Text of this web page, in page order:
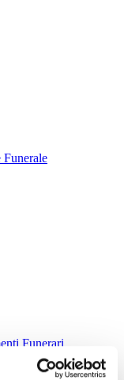
Funerale
Funerari